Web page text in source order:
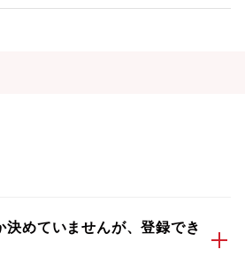
決めていませんが、登録でき